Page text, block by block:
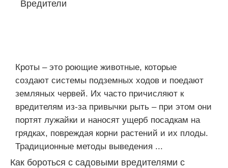
Вредители
Кроты – это роющие животные, которые
создают системы подземных ходов и поедают
земляных червей. Их часто причисляют к
вредителям из-за привычки рыть – при этом они
портят лужайки и наносят ущерб посадкам на
грядках, повреждая корни растений и их плоды.
Традиционные методы выведения ...
Как бороться с садовыми вредителями с